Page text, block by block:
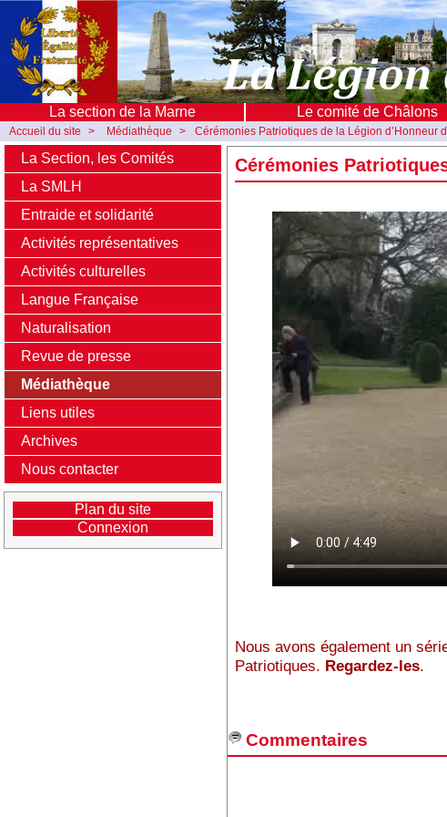
La section de la Marne Le comité de Châlons
Accueil du site > Médiathèque > Cérémonies Patriotiques de la Légion d’Honneur
La Section, les Comités
La SMLH
Entraide et solidarité
Activités représentatives
Activités culturelles
Langue Française
Naturalisation
Revue de presse
Médiathèque
Liens utiles
Archives
Nous contacter
Plan du site
Connexion
Cérémonies
Nous avons également un
Patriotiques. Regardez-les.
Commentaires